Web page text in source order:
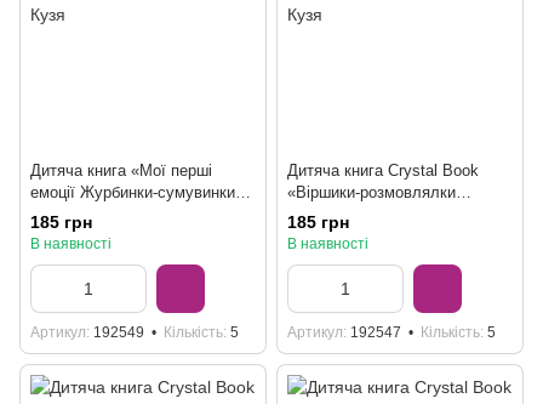
Дитяча книга «Мої перші
емоції Журбинки-сумувинки»
Катерина Столяренко
185 грн
В наявності
Артикул 192549 Кількість 5
Дитяча книга Crystal Book
«Віршики-розмовлялки
Спатоньки час» Ольга
Каднікова
185 грн
В наявності
Артикул 192547 Кількість 5